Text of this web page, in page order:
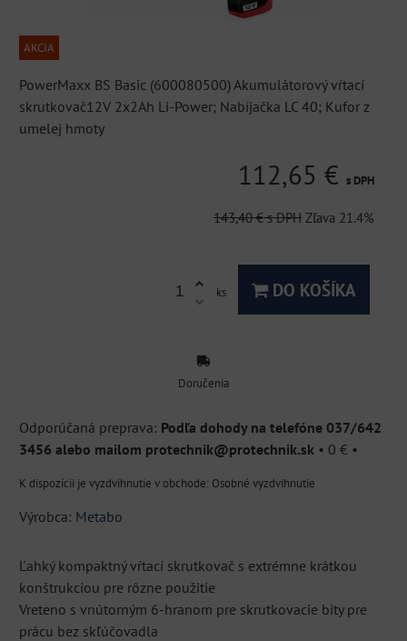
AKCIA
PowerMaxx BS Basic (600080500) Akumulátorový vŕtací
skrutkovač12V 2x2Ah Li-Power; Nabíjačka LC 40; Kufor z
umelej hmoty
112,65 € s DPH
143,40 € s DPH Zľava 21.4%
ks DO KOŠÍKA
Doručenia
Podľa dohody na telefóne 037/642
3456 alebo mailom protechnik@protechnik.sk • 0 € •
Osobné vyzdvihnutie
Výrobca: Metabo
Ľahký kompaktný vŕtací skrutkovač s extrémne krátkou
konštrukciou pre rôzne použitie
Vreteno s vnútorným 6-hranom pre skrutkovacie bity pre
prácu bez skľúčovadla